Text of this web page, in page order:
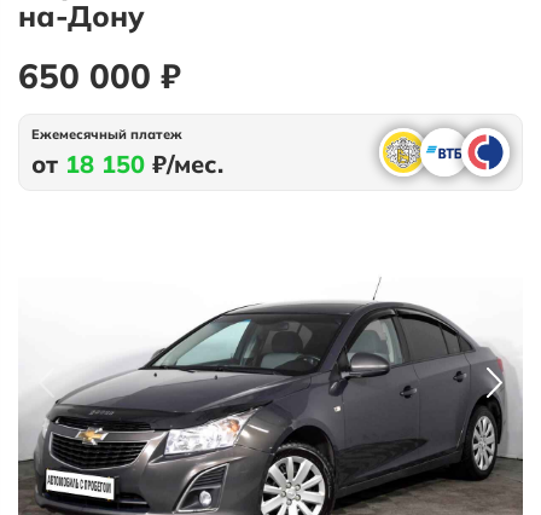
на-Дону
650 000 ₽
Ежемесячный платеж
от 18 150 ₽/мес.